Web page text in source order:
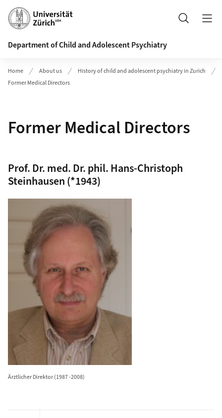
Header
Search
Department of Child and Adolescent Psychiatry
Home About us
History of child and adolescent psychiatry in Zurich
Former Medical Directors
Former Medical Directors
Prof. Dr. med. Dr. phil. Hans-Christoph
Steinhausen (*1943)
Ärztlicher Direktor (1987 -2008)